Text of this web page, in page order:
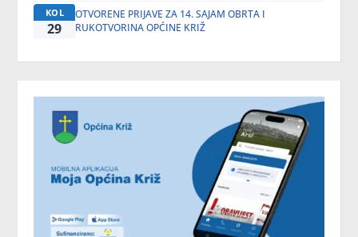
KOL
29
OTVORENE PRIJAVE ZA 14. SAJAM OBRTA I
RUKOTVORINA OPĆINE KRIŽ